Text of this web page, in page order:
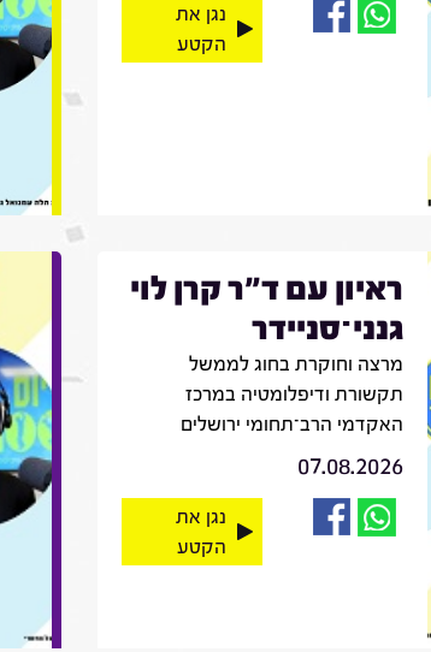
נגן את
הקטע
ראיון עם ד"ר קרן לוי
גנני־סניידר
מרצה וחוקרת בחוג לממשל
תקשורת ודיפלומטיה במרכז
האקדמי הרב־תחומי ירושלים
07.08.2026
נגן את
הקטע